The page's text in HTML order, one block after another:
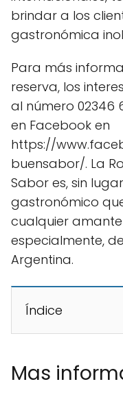
brindar a los
gastronómica
Para más
reserva, los
al número 02346
en Facebook en
https://
buensabor/. La
Sabor es, sin
gastronómico
cualquier
especialmente,
Argentina.
Índice
Mas